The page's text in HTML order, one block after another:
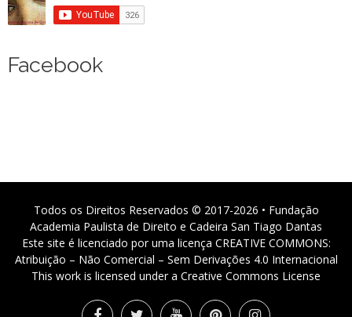
Facebook
Todos os Direitos Reservados © 2017-2026 • Fundação
Academia Paulista de Direito e Cadeira San Tiago Dantas
Este site é licenciado por uma licença CREATIVE COMMONS:
Atribuição – Não Comercial – Sem Derivações 4.0 Internacional
This work is licensed under a Creative Commons License